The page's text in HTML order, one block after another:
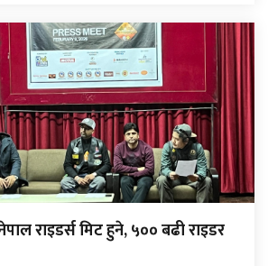
नेपाल राइडर्स मिट हुने, ५०० बढी राइडर